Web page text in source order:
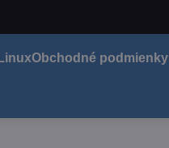
LinuxObchodné podmienky